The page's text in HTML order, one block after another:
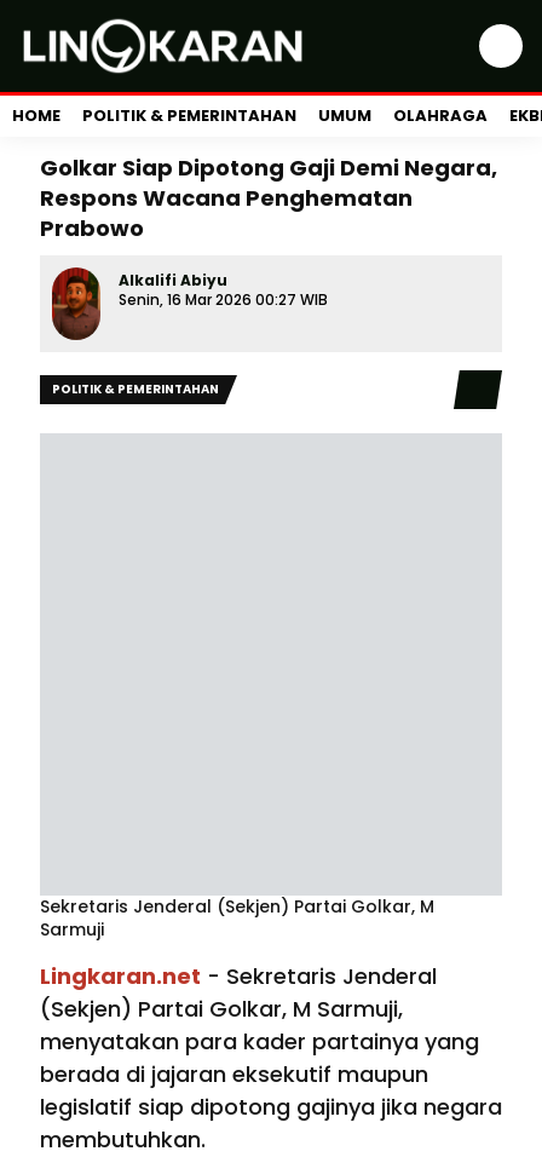
HOME POLITIK & PEMERINTAHAN UMUM OLAHRAGA
Golkar Siap Dipotong Gaji Demi Negara,
Respons Wacana Penghematan
Prabowo
Alkalifi Abiyu
Senin, 16 Mar 2026 00:27 WIB
POLITIK & PEMERINTAHAN
Sekretaris Jenderal (Sekjen) Partai Golkar, M
Sarmuji
Lingkaran.net - Sekretaris Jenderal
(Sekjen) Partai Golkar, M Sarmuji,
menyatakan para kader partainya yang
berada di jajaran eksekutif maupun
legislatif siap dipotong gajinya jika negara
membutuhkan.